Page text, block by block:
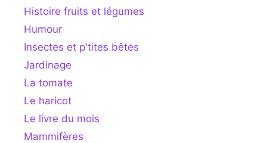
Histoire fruits et légumes
Humour
Insectes et p'tites bêtes
Jardinage
La tomate
Le haricot
Le livre du mois
Mammifères